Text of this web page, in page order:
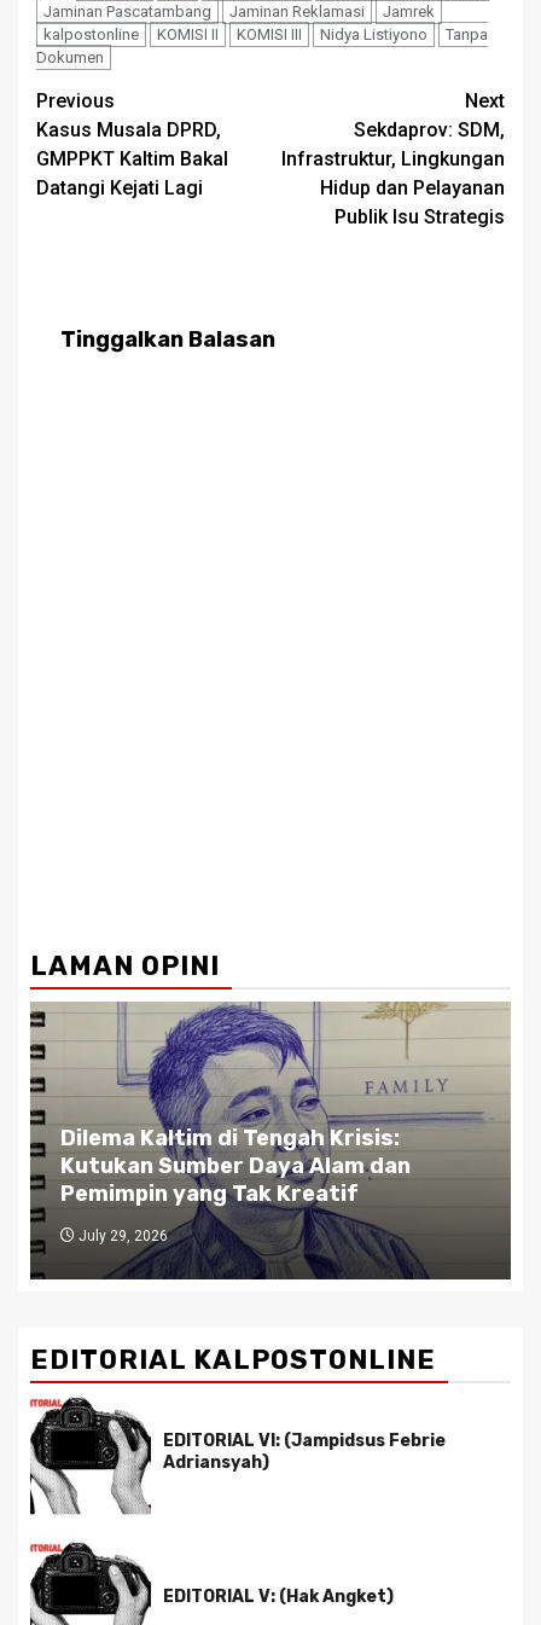
Jaminan Pascatambang
Jaminan Reklamasi
Jamrek
kalpostonline
KOMISI II KOMISI III Nidya Listiyono
Tanpa
Dokumen
Post
navigation
Previous
Kasus Musala DPRD,
GMPPKT Kaltim Bakal
Datangi Kejati Lagi
Next
Sekdaprov: SDM,
Infrastruktur, Lingkungan
Hidup dan Pelayanan
Publik Isu Strategis
Tinggalkan Balasan
LAMAN OPINI
Kaltim di Tengah Krisis:
Sumber Daya Alam dan
yang Tak Kreatif
2026
EDITORIAL KALPOSTONLINE
EDITORIAL VI: (Jampidsus Febrie
Adriansyah)
EDITORIAL V: (Hak Angket)